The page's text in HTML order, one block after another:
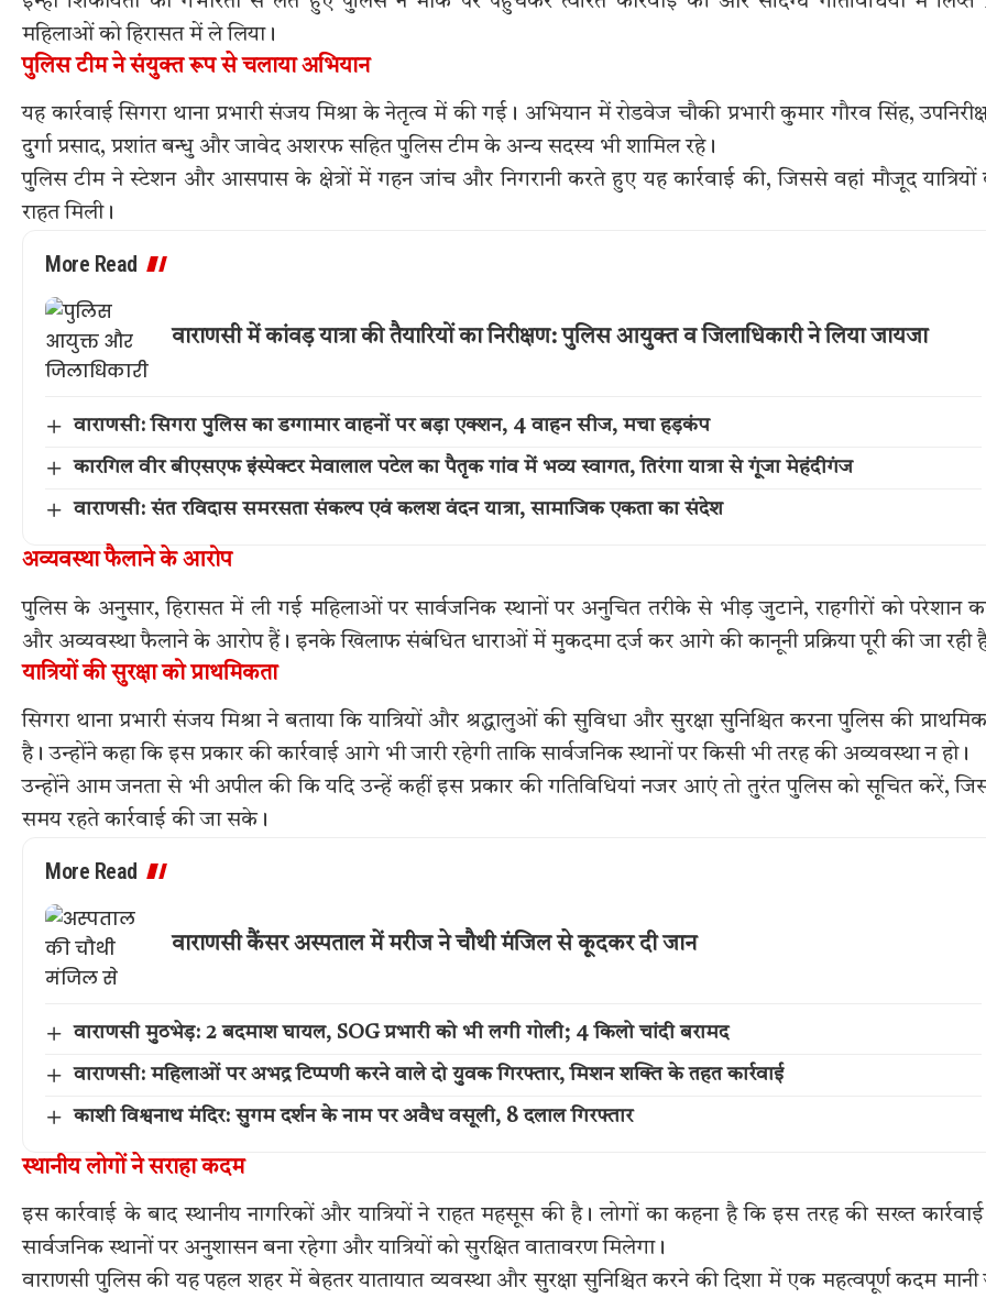
महिलाओं को हिरासत में ले लिया।
पुलिस टीम ने संयुक्त रूप से चलाया अभियान
यह कार्रवाई सिगरा थाना प्रभारी संजय मिश्रा के नेतृत्व में की गई। अभियान में रोडवेज चौकी प्रभारी कुमार गौरव सिंह,
दुर्गा प्रसाद, प्रशांत बन्धु और जावेद अशरफ सहित पुलिस टीम के अन्य सदस्य भी शामिल रहे।
पुलिस टीम ने स्टेशन और आसपास के क्षेत्रों में गहन जांच और निगरानी करते हुए यह कार्रवाई की, जिससे वहां मौजूद यात्रियों
राहत मिली।
More Read
वाराणसी में कांवड़ यात्रा की तैयारियों का निरीक्षण: पुलिस आयुक्त व जिलाधिकारी ने लिया जायजा
वाराणसी: सिगरा पुलिस का डग्गामार वाहनों पर बड़ा एक्शन, 4 वाहन सीज, मचा हड़कंप
कारगिल वीर बीएसएफ इंस्पेक्टर मेवालाल पटेल का पैतृक गांव में भव्य स्वागत, तिरंगा यात्रा से गूंजा मेहंदीगंज
वाराणसी: संत रविदास समरसता संकल्प एवं कलश वंदन यात्रा, सामाजिक एकता का संदेश
अव्यवस्था फैलाने के आरोप
पुलिस के अनुसार, हिरासत में ली गई महिलाओं पर सार्वजनिक स्थानों पर अनुचित तरीके से भीड़ जुटाने, राहगीरों को परेशान
और अव्यवस्था फैलाने के आरोप हैं। इनके खिलाफ संबंधित धाराओं में मुकदमा दर्ज कर आगे की कानूनी प्रक्रिया पूरी की जा रही
यात्रियों की सुरक्षा को प्राथमिकता
सिगरा थाना प्रभारी संजय मिश्रा ने बताया कि यात्रियों और श्रद्धालुओं की सुविधा और सुरक्षा सुनिश्चित करना पुलिस की
है। उन्होंने कहा कि इस प्रकार की कार्रवाई आगे भी जारी रहेगी ताकि सार्वजनिक स्थानों पर किसी भी तरह की अव्यवस्था न हो।
उन्होंने आम जनता से भी अपील की कि यदि उन्हें कहीं इस प्रकार की गतिविधियां नजर आएं तो तुरंत पुलिस को सूचित करें,
समय रहते कार्रवाई की जा सके।
More Read
वाराणसी कैंसर अस्पताल में मरीज ने चौथी मंजिल से कूदकर दी जान
वाराणसी मुठभेड़: 2 बदमाश घायल, SOG प्रभारी को भी लगी गोली; 4 किलो चांदी बरामद
वाराणसी: महिलाओं पर अभद्र टिप्पणी करने वाले दो युवक गिरफ्तार, मिशन शक्ति के तहत कार्रवाई
काशी विश्वनाथ मंदिर: सुगम दर्शन के नाम पर अवैध वसूली, 8 दलाल गिरफ्तार
स्थानीय लोगों ने सराहा कदम
इस कार्रवाई के बाद स्थानीय नागरिकों और यात्रियों ने राहत महसूस की है। लोगों का कहना है कि इस तरह की सख्त
सार्वजनिक स्थानों पर अनुशासन बना रहेगा और यात्रियों को सुरक्षित वातावरण मिलेगा।
वाराणसी पुलिस की यह पहल शहर में बेहतर यातायात व्यवस्था और सुरक्षा सुनिश्चित करने की दिशा में एक महत्वपूर्ण कदम मानी